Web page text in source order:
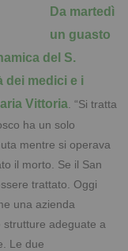
Da martedì
un guasto
del S.
dei medici e i
Vittoria . “Si tratta
ha un solo
mentre si operava
il morto. Se il San
trattato. Oggi
una azienda
adeguate a
Le due